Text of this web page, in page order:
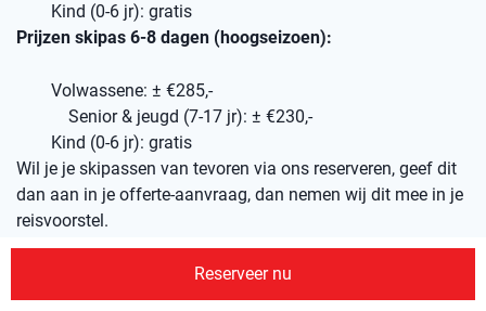
Kind (0-6 jr): gratis
Prijzen skipas 6-8 dagen (hoogseizoen):
Volwassene: ± €285,-
Senior & jeugd (7-17 jr): ± €230,-
Kind (0-6 jr): gratis
Wil je je skipassen van tevoren via ons reserveren, geef dit
dan aan in je offerte-aanvraag, dan nemen wij dit mee in je
reisvoorstel.
Reserveer nu